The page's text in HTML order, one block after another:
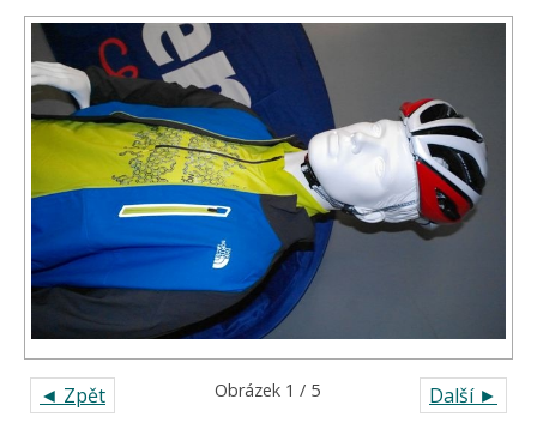
◄ Zpět Další ►
Obrázek 1 / 5